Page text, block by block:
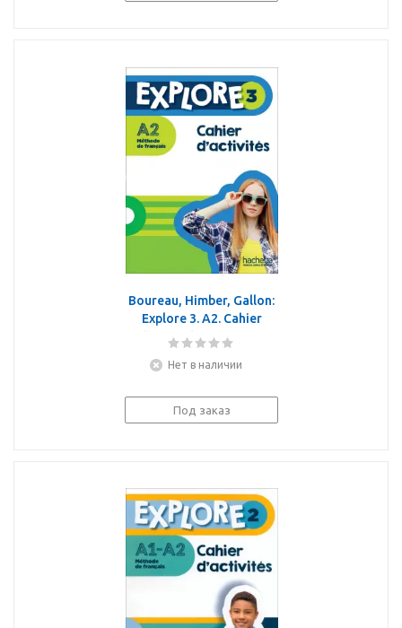
Boureau, Himber, Gallon:
Explore 3. A2. Cahier
d'activités + Parcours
Нет в наличии
Под заказ